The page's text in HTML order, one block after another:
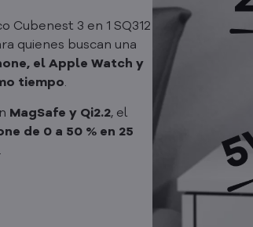
Cubenest 3 en 1 SQ312
quienes buscan una
el Apple Watch y
tiempo.
MagSafe y Qi2.2, el
de 0 a 50 % en 25
.